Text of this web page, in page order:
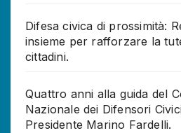
Difesa civica di prossimità:
insieme per rafforzare la
cittadini.
Quattro anni alla guida del
Nazionale dei Difensori
Presidente Marino Fardelli.